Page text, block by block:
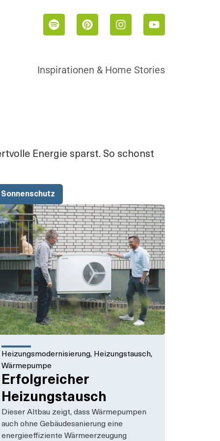
Inspirationen & Home Stories
Energie sparst. So schonst
Sonnenschutz
Heizungsmodernisierung, Heizungstausch,
Wärmepumpe
Erfolgreicher
Heizungstausch
Dieser Altbau zeigt, dass Wärmepumpen
auch ohne Gebäudesanierung eine
energieeffiziente Wärmeerzeugung